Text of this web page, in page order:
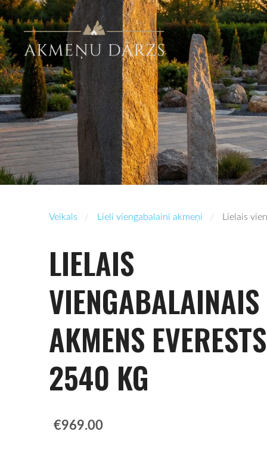
Veikals Lieli viengabalaini akmeņi Lielais
LIELAIS
VIENGABALAINAIS
AKMENS
2540 KG
€969.00